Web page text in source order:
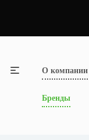
О компании
Бренды